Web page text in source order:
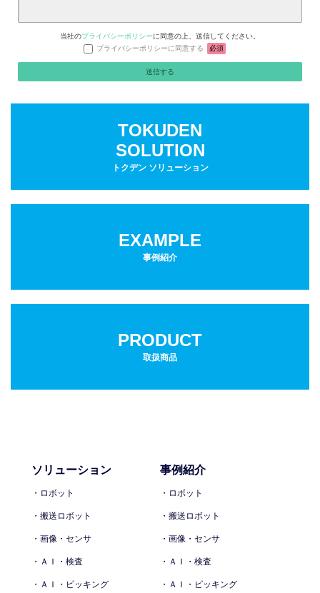
当社のプライバシーポリシーに同意の上、送信してください。
プライバシーポリシーに同意する
必須
TOKUDEN
SOLUTION
トクデン ソリューション
EXAMPLE
事例紹介
PRODUCT
取扱商品
ソリューション
・ロボット
・搬送ロボット
・画像・センサ
・ＡＩ・検査
・ＡＩ・ピッキング
事例紹介
・ロボット
・搬送ロボット
・画像・センサ
・ＡＩ・検査
・ＡＩ・ピッキング